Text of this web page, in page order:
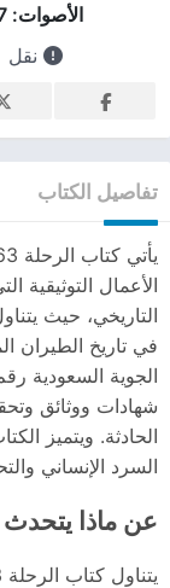
الأصوات:
نقل
تفاصيل الكتاب
الأعمال التوثيقية
التاريخي، حيث
في تاريخ الطيران
شهادات ووثائق
الحادثة. ويتميز
السرد الإنساني
عن ماذا يتحدث